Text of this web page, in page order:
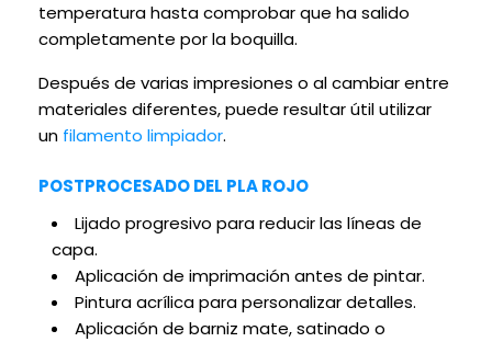
temperatura hasta comprobar que ha salido
completamente por la boquilla.
Después de varias impresiones o al cambiar entre
materiales diferentes, puede resultar útil utilizar
un filamento limpiador.
POSTPROCESADO DEL PLA ROJO
Lijado progresivo para reducir las líneas de
capa.
Aplicación de imprimación antes de pintar.
Pintura acrílica para personalizar detalles.
Aplicación de barniz mate, satinado o